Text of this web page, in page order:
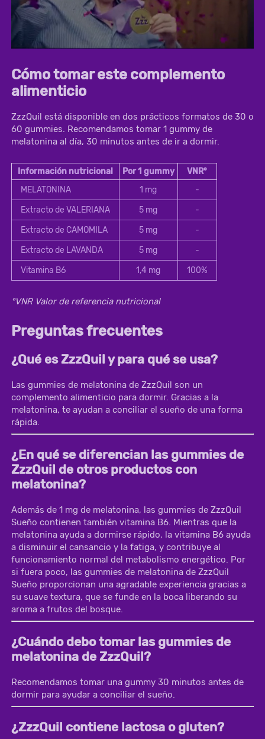
Cómo tomar este complemento
alimenticio
ZzzQuil está disponible en dos prácticos formatos de 30 o
60 gummies. Recomendamos tomar 1 gummy de
melatonina al día, 30 minutos antes de ir a dormir.
Información nutricional Por 1 gummy
VNR°
MELATONINA
1 mg
-
Extracto de VALERIANA
5 mg
-
Extracto de CAMOMILA
5 mg
-
Extracto de LAVANDA
5 mg
-
Vitamina B6
1,4 mg 100%
°VNR Valor de referencia nutricional
Preguntas frecuentes
¿Qué es ZzzQuil y para qué se usa?
Las gummies de melatonina de ZzzQuil son un
complemento alimenticio para dormir. Gracias a la
melatonina, te ayudan a conciliar el sueño de una forma
¿En qué se diferencian las gummies de
ZzzQuil de otros productos con
melatonina?
Sueño contienen también vitamina B6. Mientras que la
melatonina ayuda a dormirse rápido, la vitamina B6 ayuda
a disminuir el cansancio y la fatiga, y contribuye al
funcionamiento normal del metabolismo energético. Por
Sueño proporcionan una agradable experiencia gracias a
su suave textura, que se funde en la boca liberando su
¿Cuándo debo tomar las gummies de
melatonina de ZzzQuil?
Recomendamos tomar una gummy 30 minutos antes de
¿ZzzQuil contiene lactosa o gluten?